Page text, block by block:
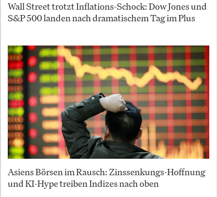
Wall Street trotzt Inflations-Schock: Dow Jones und
S&P 500 landen nach dramatischem Tag im Plus
Asiens Börsen im Rausch: Zinssenkungs-Hoffnung
und KI-Hype treiben Indizes nach oben